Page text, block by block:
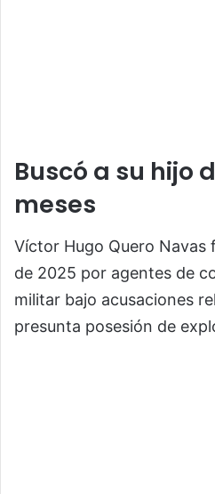
Buscó a su hijo
meses
Víctor Hugo Quero Navas
de 2025 por agentes de
militar bajo acusaciones
presunta posesión de